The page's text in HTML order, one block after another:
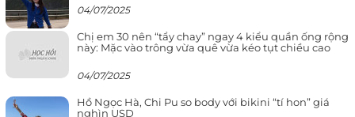
04/07/2025
Chị em 30 nên “tẩy chay” ngay 4 kiểu quần ống rộng
này: Mặc vào trông vừa quê vừa kéo tụt chiều cao
04/07/2025
Hồ Ngọc Hà, Chi Pu so body với bikini “tí hon” giá
nghìn USD